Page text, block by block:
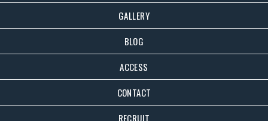
GALLERY
BLOG
ACCESS
CONTACT
RECRUIT